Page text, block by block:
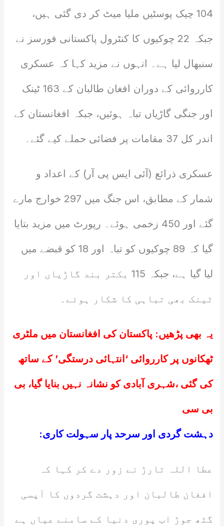
104 چیک پوسٹیں ملیا میٹ کر دی گئی ہیں،
جبکہ 22 چوکیوں کا کنٹرول پاکستانی فورسز نے
سنبھال لیا ہے۔ انہوں نے مزید کہا کہ عسکری
کارروائی کے دوران افغان طالبان کے 163 ٹینک
اور جنگی گاڑیاں تباہ ہوئیں، جبکہ افغانستان کے
اندر کل 37 مقامات پر فضائی حملے کیے گئے۔
عسکری ذرائع (آئی ایس پی آر) کے اعداد و
شمار کے مطابق، اس جنگ میں 297 خوارج مارے
گئے اور 450 زخمی ہوئے۔ رپورٹ میں مزید بتایا
گیا کہ 89 چوکیوں کو تباہ اور 18 کو قبضے میں
لیا گیا ہے، جبکہ 115 بکتر بند گاڑیاں اور
ٹینک بھی تباہی کا شکار ہوئے۔
یہ بھی پڑھیں: پاکستان کی افغانستان میں ملٹری
ٹھکانوں پر کارروائی ‘انتہائی درستگی’ کے ساتھ
کی گئی ،شہری آبادی کو نشانہ نہیں بنایا گیا، بی
بی سی
دہشت گردی اور سرحد پار سہولت کاری:
عطا اللہ تارڑ نے زور دے کر کہا کہ
افغان طالبان اور دہشت گردوں کا آپسی
گٹھ جوڑ اب پوری دنیا کے سامنے عیاں ہے